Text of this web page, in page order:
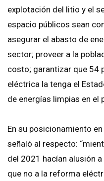
explotación del litio y el
espacio públicos sean
asegurar el abasto de
sector; proveer a la
costo; garantizar que 54
eléctrica la tenga el
de energías limpias en el
En su posicionamiento
señaló al respecto:
del 2021 hacían alusión
que no a la reforma